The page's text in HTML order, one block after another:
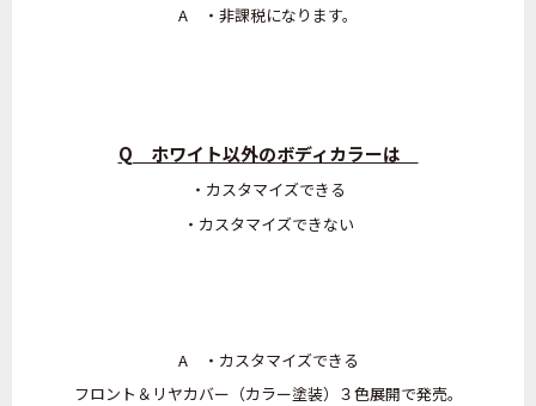
A ・非課税になります。
Q ホワイト以外のボディカラーは
・カスタマイズできる
・カスタマイズできない
A ・カスタマイズできる
フロント＆リヤカバー（カラー塗装）３色展開で発売。